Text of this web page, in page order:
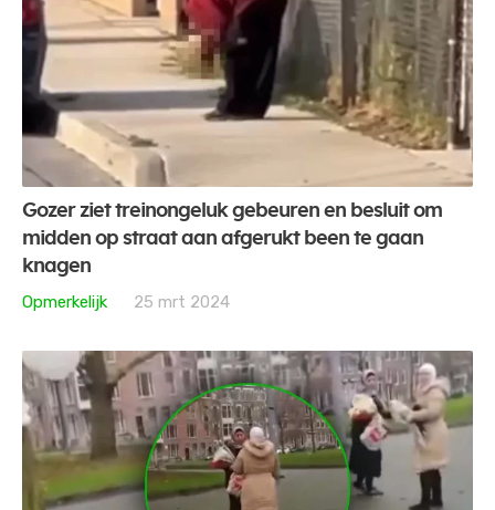
Gozer ziet treinongeluk gebeuren en besluit om
midden op straat aan afgerukt been te gaan
knagen
Opmerkelijk
25 mrt 2024